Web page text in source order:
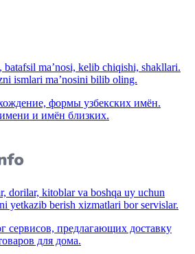
batafsil ma’nosi, kelib chiqishi, shakllari.
ismlari ma’nosini bilib oling.
формы узбекских имён.
и имён близких.
dorilar, kitoblar va boshqa uy uchun
yetkazib berish xizmatlari bor servislar.
сервисов, предлагающих доставку
для дома.